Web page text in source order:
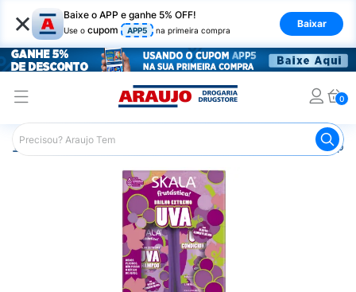
× Baixe o APP e ganhe 5% OFF!
Use o cupom APP5 na primeira compra
Baixar
0
Araujo Cabelo Cabelos de Todos os Tipos